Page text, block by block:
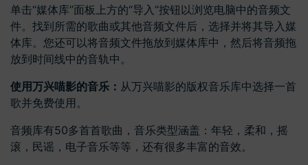
单击“媒体库”面板上方的“导入”按钮以浏览电脑中的音频文
件。找到所需的歌曲或其他音频文件后，选择并将其导入媒
体库。您还可以将音频文件拖放到媒体库中，然后将音频拖
放到时间线中的音轨中。
使用万兴喵影的音乐： 从万兴喵影的版权音乐库中选择一首
歌并免费使用。
音频库有50多首首歌曲，音乐类型涵盖：年轻，柔和，摇
滚，民谣，电子音乐等等，还有很多丰富的音效。